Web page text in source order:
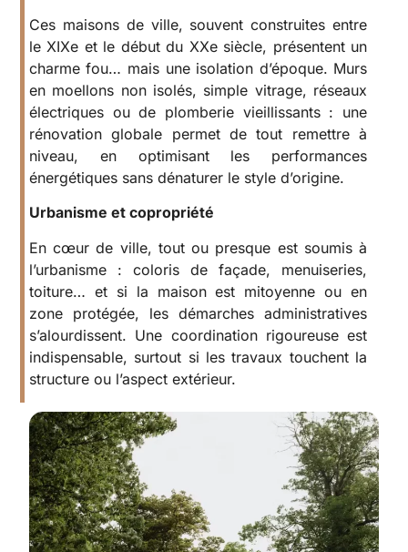
Ces maisons de ville, souvent construites entre
le XIXe et le début du XXe siècle, présentent un
charme fou… mais une isolation d’époque. Murs
en moellons non isolés, simple vitrage, réseaux
électriques ou de plomberie vieillissants : une
rénovation globale permet de tout remettre à
niveau, en optimisant les performances
énergétiques sans dénaturer le style d’origine.
Urbanisme et copropriété
En cœur de ville, tout ou presque est soumis à
l’urbanisme : coloris de façade, menuiseries,
toiture… et si la maison est mitoyenne ou en
zone protégée, les démarches administratives
s’alourdissent. Une coordination rigoureuse est
indispensable, surtout si les travaux touchent la
structure ou l’aspect extérieur.